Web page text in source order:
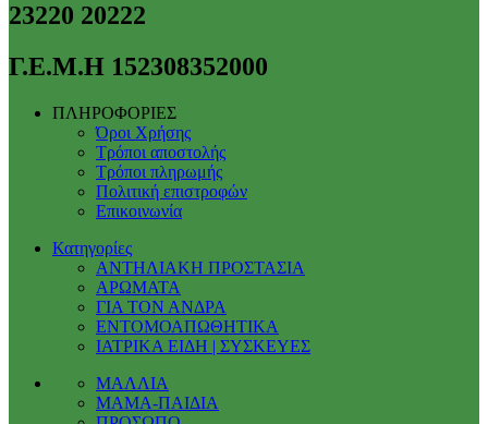
23220 20222
Γ.Ε.Μ.Η 152308352000
ΠΛΗΡΟΦΟΡΙΕΣ
Όροι Χρήσης
Τρόποι αποστολής
Τρόποι πληρωμής
Πολιτική επιστροφών
Επικοινωνία
Κατηγορίες
ΑΝΤΗΛΙΑΚΗ ΠΡΟΣΤΑΣΙΑ
ΑΡΩΜΑΤΑ
ΓΙΑ ΤΟΝ ΑΝΔΡΑ
ΕΝΤΟΜΟΑΠΩΘΗΤΙΚΑ
ΙΑΤΡΙΚΑ ΕΙΔΗ | ΣΥΣΚΕΥΕΣ
ΜΑΛΛΙΑ
ΜΑΜΑ-ΠΑΙΔΙΑ